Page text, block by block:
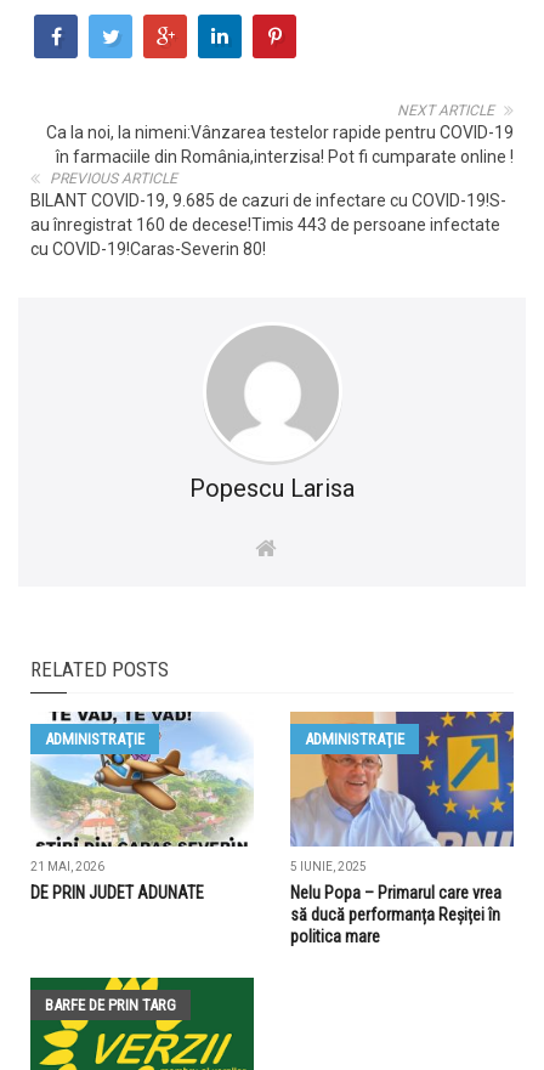
NEXT ARTICLE
Ca la noi, la nimeni:Vânzarea testelor rapide pentru COVID-19
în farmaciile din România,interzisa! Pot fi cumparate online !
PREVIOUS ARTICLE
BILANT COVID-19, 9.685 de cazuri de infectare cu COVID-19!S-
au înregistrat 160 de decese!Timis 443 de persoane infectate
cu COVID-19!Caras-Severin 80!
Popescu Larisa
RELATED POSTS
ADMINISTRAŢIE
21 MAI, 2026
DE PRIN JUDET ADUNATE
ADMINISTRAŢIE
5 IUNIE, 2025
Nelu Popa – Primarul care vrea
să ducă performanța Reșiței în
politica mare
BARFE DE PRIN TARG